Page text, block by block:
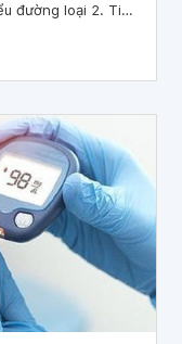
đường loại 2. Tiền